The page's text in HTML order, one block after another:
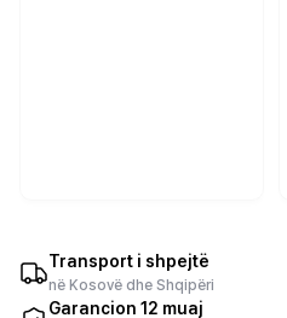
Transport i shpejtë
në Kosovë dhe Shqipëri
Garancion 12 muaj